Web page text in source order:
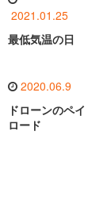
2021.01.25
最低気温の日
2020.06.9
ドローンのペイ
ロード